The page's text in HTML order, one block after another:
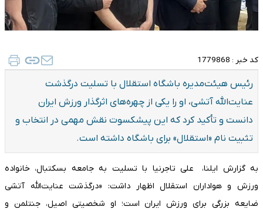
کد خبر : 1779868
رئیس هیئت‌مدیره باشگاه استقلال با تسلیت درگذشت
عنایت‌الله آتشی، او را یکی از چهره‌های اثرگذار ورزش ایران
دانست و تأکید کرد که این پیشکسوت نقش مهمی در انتخاب و
تثبیت نام «استقلال» برای باشگاه داشته است.
به گزارش ایلنا، علی تاجرنیا با تسلیت به جامعه بسکتبال، خانواده
ورزش و هواداران استقلال اظهار داشت: «درگذشت عنایت‌الله آتشی
ضایعه بزرگی برای ورزش ایران است؛ او شخصیتی اصیل، جنتلمن و